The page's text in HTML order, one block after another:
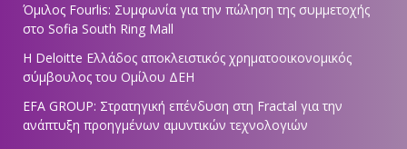
Όμιλος Fourlis: Συμφωνία για την πώληση της συμμετοχής
στο Sofia South Ring Mall
Η Deloitte Ελλάδος αποκλειστικός χρηματοοικονομικός
σύμβουλος του Ομίλου ΔΕΗ
EFA GROUP: Στρατηγική επένδυση στη Fractal για την
ανάπτυξη προηγμένων αμυντικών τεχνολογιών